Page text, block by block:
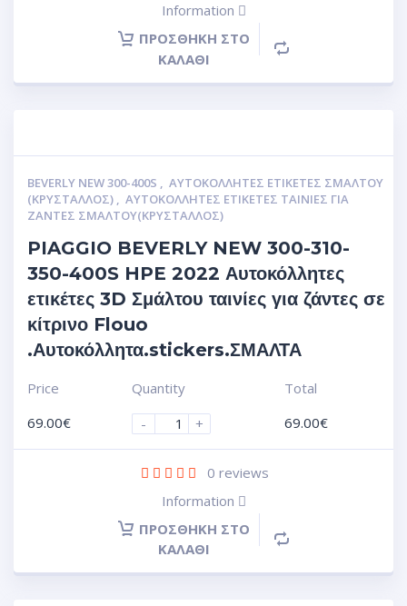
Information
ΠΡΟΣΘΉΚΗ ΣΤΟ
ΚΑΛΆΘΙ
BEVERLY NEW 300-400S , ΑΥΤΟΚΌΛΛΗΤΕΣ ΕΤΙΚΈΤΕΣ ΣΜΆΛΤΟΥ
(ΚΡΥΣΤΑΛΛΟΣ) , ΑΥΤΟΚΌΛΛΗΤΕΣ ΕΤΙΚΈΤΕΣ ΤΑΙΝΊΕΣ ΓΙΑ
ΖΆΝΤΕΣ ΣΜΆΛΤΟΥ(ΚΡΎΣΤΑΛΛΟΣ)
PIAGGIO BEVERLY NEW 300-310-
350-400S HPE 2022 Αυτοκόλλητες
ετικέτες 3D Σμάλτου ταινίες για ζάντες σε
κίτρινο Flouo
.Αυτοκόλλητα.stickers.ΣΜΑΛΤΑ
Price
69.00€
Quantity
-
+
Total
69.00€
0 reviews
Information
ΠΡΟΣΘΉΚΗ ΣΤΟ
ΚΑΛΆΘΙ